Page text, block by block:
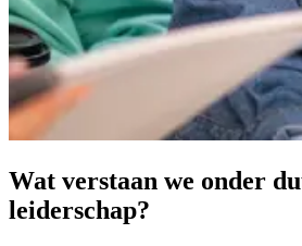
Wat verstaan we onder
leiderschap?